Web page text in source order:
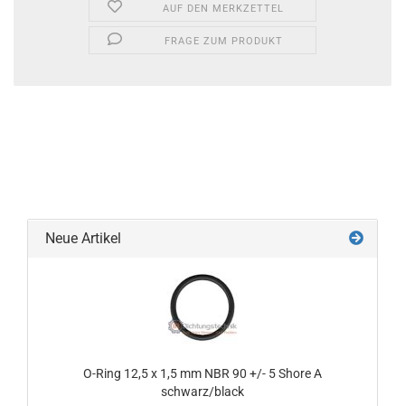
AUF DEN MERKZETTEL
FRAGE ZUM PRODUKT
Neue Artikel
O-Ring 12,5 x 1,5 mm NBR 90 +/- 5 Shore A
schwarz/black